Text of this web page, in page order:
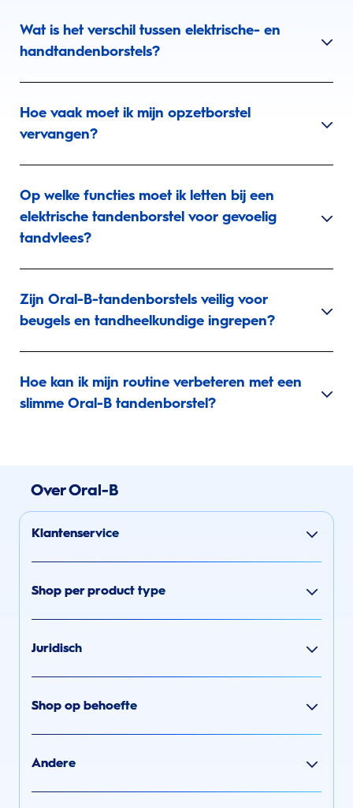
Wat is het verschil tussen elektrische- en
handtandenborstels?
Hoe vaak moet ik mijn opzetborstel
vervangen?
Op welke functies moet ik letten bij een
elektrische tandenborstel voor gevoelig
tandvlees?
Zijn Oral-B-tandenborstels veilig voor
beugels en tandheelkundige ingrepen?
Hoe kan ik mijn routine verbeteren met een
slimme Oral-B tandenborstel?
Over Oral-B
Klantenservice
Shop per product type
Juridisch
Shop op behoefte
Andere